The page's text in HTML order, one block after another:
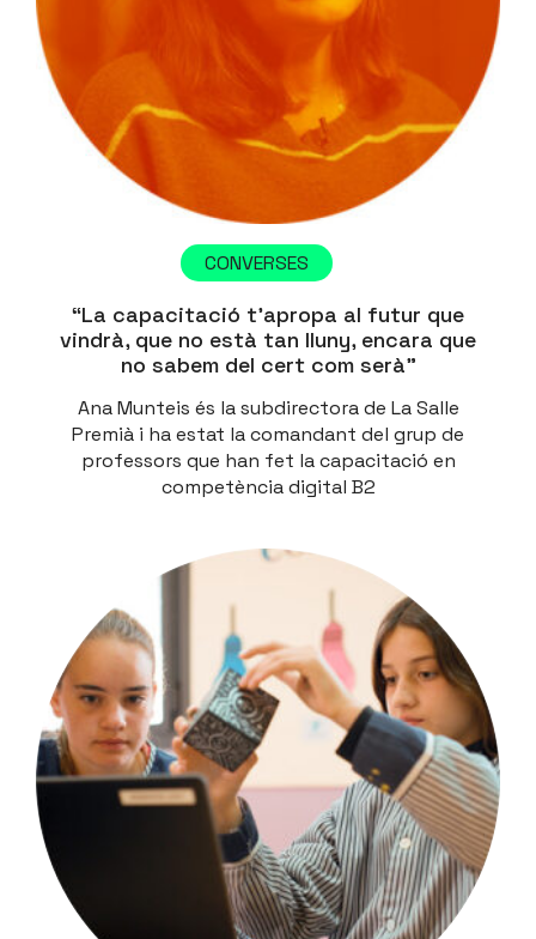
CONVERSES
“La capacitació t’apropa al futur que
vindrà, que no està tan lluny, encara que
no sabem del cert com serà”
Ana Munteis és la subdirectora de La Salle
Premià i ha estat la comandant del grup de
professors que han fet la capacitació en
competència digital B2